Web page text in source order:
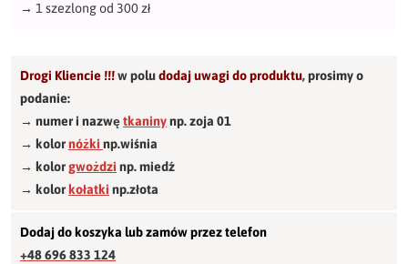
→ 1 szezlong od 300 zł
Drogi Kliencie !!!w poludodaj uwagi do produktu,prosimy o
podanie:
→ numer i nazwętkaninynp. zoja 01
→ kolornóżki np.wiśnia
→ kolorgwożdzi np. miedź
→ kolorkołatki np.złota
Dodaj do koszyka lub zamów przez telefon
+48 696 833 124